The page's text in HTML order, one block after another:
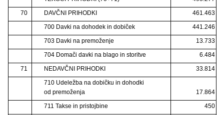
70
DAVČNI PRIHODKI
461.463
700 Davki na dohodek in dobiček
441.246
703 Davki na premoženje
13.733
704 Domači davki na blago in storitve
6.484
71
NEDAVČNI PRIHODKI
33.814
710 Udeležba na dobičku in dohodki
od premoženja
17.864
711 Takse in pristojbine
450